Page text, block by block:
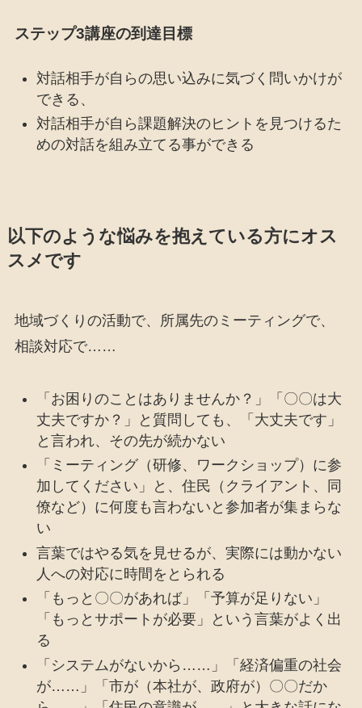
ステップ3講座の到達目標
対話相手が自らの思い込みに気づく問いかけが
できる、
対話相手が自ら課題解決のヒントを見つけるた
めの対話を組み立てる事ができる
以下のような悩みを抱えている方にオス
スメです
地域づくりの活動で、所属先のミーティングで、
相談対応で……
「お困りのことはありませんか？」「〇〇は大
丈夫ですか？」と質問しても、「大丈夫です」
と言われ、その先が続かない
「ミーティング（研修、ワークショップ）に参
加してください」と、住民（クライアント、同
僚など）に何度も言わないと参加者が集まらな
い
言葉ではやる気を見せるが、実際には動かない
人への対応に時間をとられる
「もっと〇〇があれば」「予算が足りない」
「もっとサポートが必要」という言葉がよく出
る
「システムがないから……」「経済偏重の社会
が……」「市が（本社が、政府が）〇〇だか